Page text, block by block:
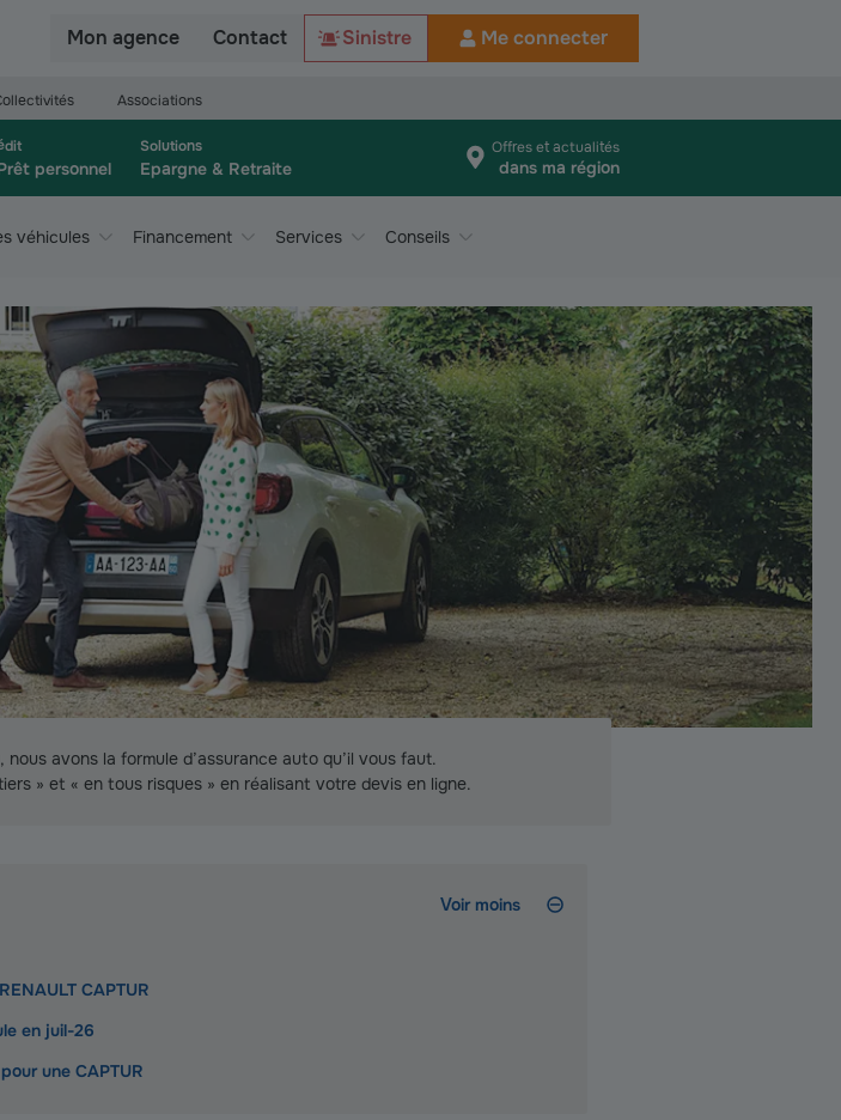
Mon agence Contact Sinistre Me connecter
Associations
personnel
Solutions
Epargne & Retraite
Offres et actualités
dans ma région
véhicules Financement Services Conseils
, nous avons la formule d’assurance auto qu’il vous faut.
» et « en tous risques » en réalisant votre devis en ligne.
Voir moins
CAPTUR
en juil-26
une CAPTUR